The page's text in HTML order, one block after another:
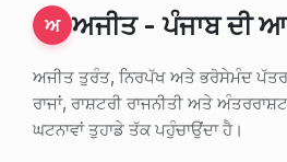
ਅ ਅਜੀਤ - ਪੰਜਾਬ ਦੀ
ਅਜੀਤ ਤੁਰੰਤ, ਨਿਰਪੱਖ ਅਤੇ ਭਰੋਸੇਮੰਦ
ਰਾਜਾਂ, ਰਾਸ਼ਟਰੀ ਰਾਜਨੀਤੀ ਅਤੇ
ਘਟਨਾਵਾਂ ਤੁਹਾਡੇ ਤੱਕ ਪਹੁੰਚਾਉਂਦਾ ਹੈ।